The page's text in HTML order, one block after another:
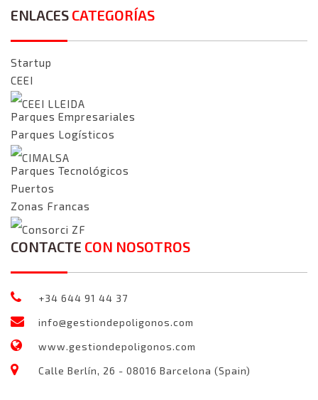
ENLACES CATEGORÍAS
Startup
CEEI
CEEI LLEIDA
Parques Empresariales
Parques Logísticos
CIMALSA
Parques Tecnológicos
Puertos
Zonas Francas
Consorci ZF
CONTACTE CON NOSOTROS
+34 644 91 44 37
info@gestiondepoligonos.com
www.gestiondepoligonos.com
Calle Berlín, 26 - 08016 Barcelona (Spain)